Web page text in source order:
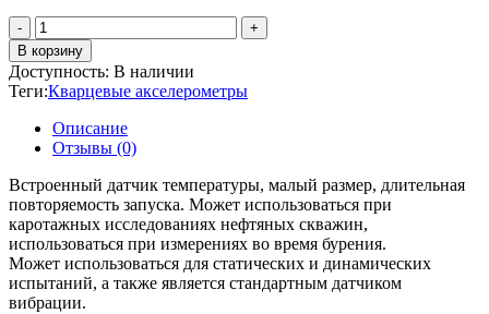
Количество
товара
AR-
QA-
6
(Q-
Flex)
В корзину
Доступность: В наличии
Теги:Кварцевые акселерометры
Описание
Отзывы (0)
Встроенный датчик температуры, малый размер, длительная
повторяемость запуска. Может использоваться при
каротажных исследованиях нефтяных скважин,
использоваться при измерениях во время бурения.
Может использоваться для статических и динамических
испытаний, а также является стандартным датчиком
вибрации.